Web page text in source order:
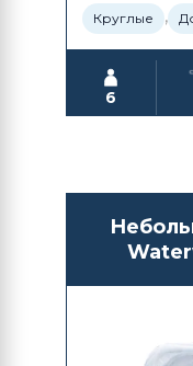
Круглые ,
6